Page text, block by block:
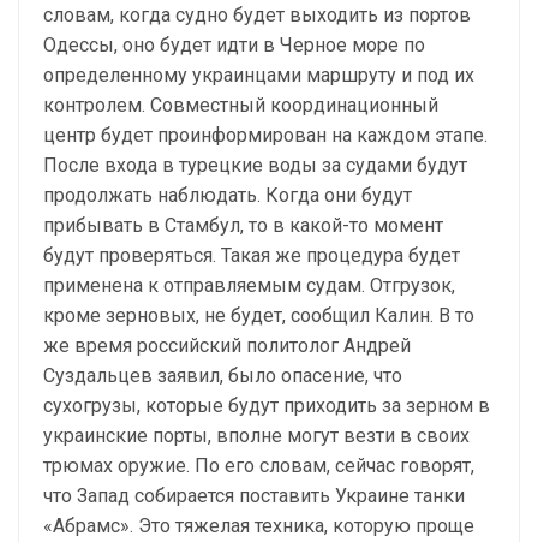
словам, когда судно будет выходить из портов
Одессы, оно будет идти в Черное море по
определенному украинцами маршруту и ​​под их
контролем. Совместный координационный
центр будет проинформирован на каждом этапе.
После входа в турецкие воды за судами будут
продолжать наблюдать. Когда они будут
прибывать в Стамбул, то в какой-то момент
будут проверяться. Такая же процедура будет
применена к отправляемым судам. Отгрузок,
кроме зерновых, не будет, сообщил Калин. В то
же время российский политолог Андрей
Суздальцев заявил, было опасение, что
сухогрузы, которые будут приходить за зерном в
украинские порты, вполне могут везти в своих
трюмах оружие. По его словам, сейчас говорят,
что Запад собирается поставить Украине танки
«Абрамс». Это тяжелая техника, которую проще